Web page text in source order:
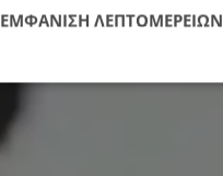
ΕΜΦΑΝΙΣΗ ΛΕΠΤΟΜΕΡΕΙΩΝ